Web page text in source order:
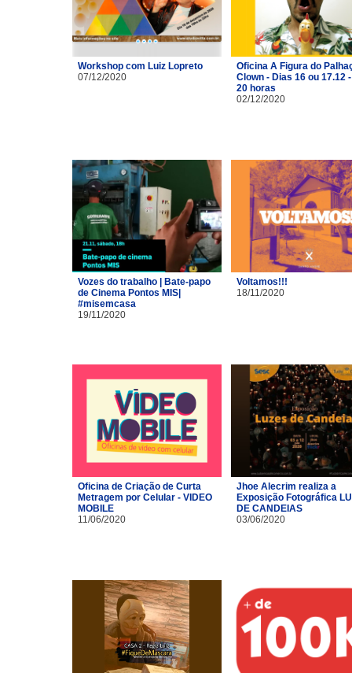
Workshop com Luiz Lopreto
07/12/2020
Oficina A Figura do
Clown - Dias 16 ou 17.12
20 horas
02/12/2020
Vozes do trabalho | Bate-papo
de Cinema Pontos MIS|
#misemcasa
19/11/2020
Voltamos!!!
18/11/2020
Oficina de Criação de Curta
Metragem por Celular - VIDEO
MOBILE
11/06/2020
Jhoe Alecrim realiza a
Exposição Fotográfica
DE CANDEIAS
03/06/2020